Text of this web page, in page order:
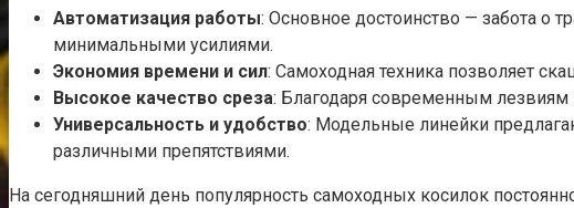
Автоматизация работы: Основное достоинство — забота о
минимальными усилиями.
Экономия времени и сил: Самоходная техника позволяет
Высокое качество среза: Благодаря современным лезвиям
Универсальность и удобство: Модельные линейки
различными препятствиями.
На сегодняшний день популярность самоходных косилок